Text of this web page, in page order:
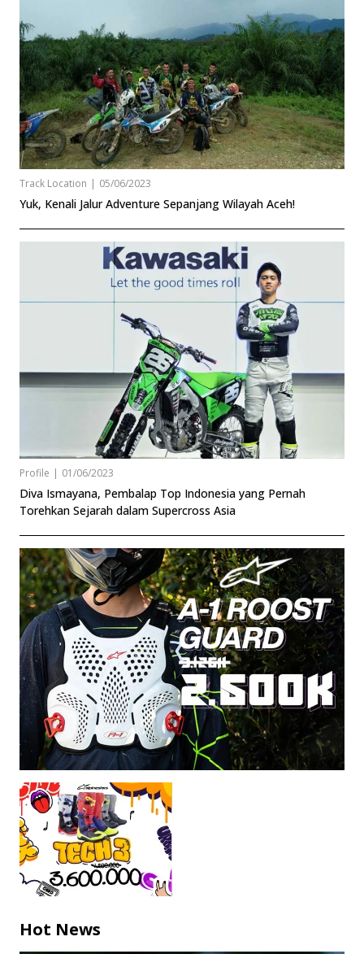
Track Location | 05/06/2023
Yuk, Kenali Jalur Adventure Sepanjang Wilayah Aceh!
Profile | 01/06/2023
Diva Ismayana, Pembalap Top Indonesia yang Pernah
Torehkan Sejarah dalam Supercross Asia
Hot News